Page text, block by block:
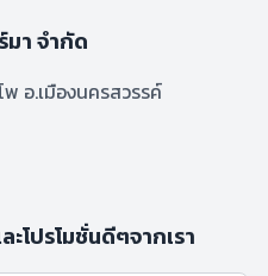
มา จำกัด
พ อ.เมืองนครสวรรค์
โปรโมชั่นดีๆจากเรา